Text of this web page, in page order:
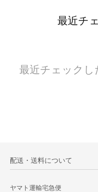
最近チ
最近チェックし
配送・送料について
ヤマト運輸宅急便